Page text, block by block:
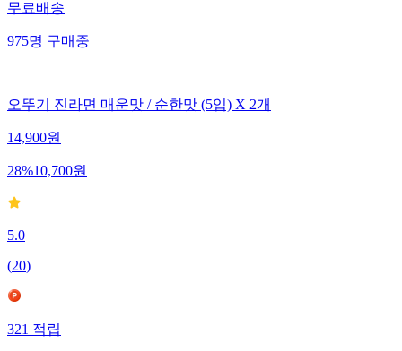
무료배송
975명구매중
오뚜기 진라면 매운맛 / 순한맛 (5입) X 2개
14,900원
28%10,700원
5.0
(20)
321적립